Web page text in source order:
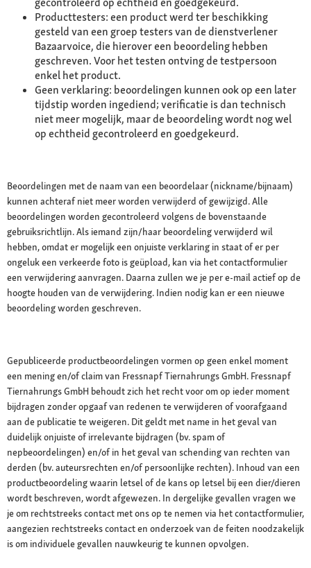
Producttesters: een product werd ter beschikking
gesteld van een groep testers van de dienstverlener
Bazaarvoice, die hierover een beoordeling hebben
geschreven. Voor het testen ontving de testpersoon
enkel het product.
Geen verklaring: beoordelingen kunnen ook op een later
tijdstip worden ingediend; verificatie is dan technisch
niet meer mogelijk, maar de beoordeling wordt nog wel
op echtheid gecontroleerd en goedgekeurd.
Beoordelingen met de naam van een beoordelaar (nickname/bijnaam)
kunnen achteraf niet meer worden verwijderd of gewijzigd. Alle
beoordelingen worden gecontroleerd volgens de bovenstaande
gebruiksrichtlijn. Als iemand zijn/haar beoordeling verwijderd wil
hebben, omdat er mogelijk een onjuiste verklaring in staat of er per
ongeluk een verkeerde foto is geüpload, kan via het contactformulier
een verwijdering aanvragen. Daarna zullen we je per e-mail actief op de
hoogte houden van de verwijdering. Indien nodig kan er een nieuwe
beoordeling worden geschreven.
Gepubliceerde productbeoordelingen vormen op geen enkel moment
een mening en/of claim van Fressnapf Tiernahrungs GmbH. Fressnapf
Tiernahrungs GmbH behoudt zich het recht voor om op ieder moment
bijdragen zonder opgaaf van redenen te verwijderen of voorafgaand
aan de publicatie te weigeren. Dit geldt met name in het geval van
duidelijk onjuiste of irrelevante bijdragen (bv. spam of
nepbeoordelingen) en/of in het geval van schending van rechten van
derden (bv. auteursrechten en/of persoonlijke rechten). Inhoud van een
productbeoordeling waarin letsel of de kans op letsel bij een dier/dieren
wordt beschreven, wordt afgewezen. In dergelijke gevallen vragen we
je om rechtstreeks contact met ons op te nemen via het contactformulier,
aangezien rechtstreeks contact en onderzoek van de feiten noodzakelijk
is om individuele gevallen nauwkeurig te kunnen opvolgen.